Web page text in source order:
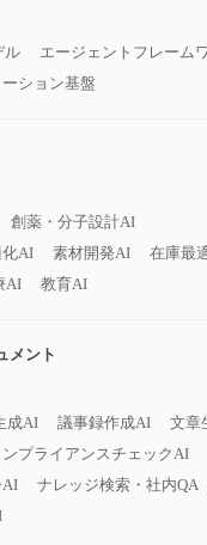
ル
エージェントフレーム
ション基盤
創薬・分子設計AI
AI
素材開発AI
在庫最
AI 教育AI
メント
成AI 議事録作成AI
文章
プライアンスチェックAI
AI
ナレッジ検索・社内QA